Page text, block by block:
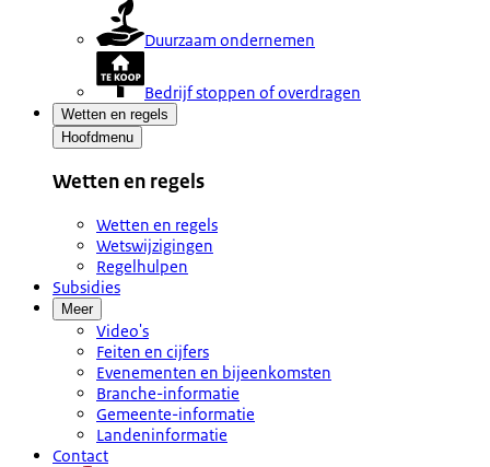
Duurzaam ondernemen
Bedrijf stoppen of overdragen
Wetten en regels
Hoofdmenu
Wetten en regels
Wetten en regels
Wetswijzigingen
Regelhulpen
Subsidies
Meer
Video's
Feiten en cijfers
Evenementen en bijeenkomsten
Branche-informatie
Gemeente-informatie
Landeninformatie
Contact